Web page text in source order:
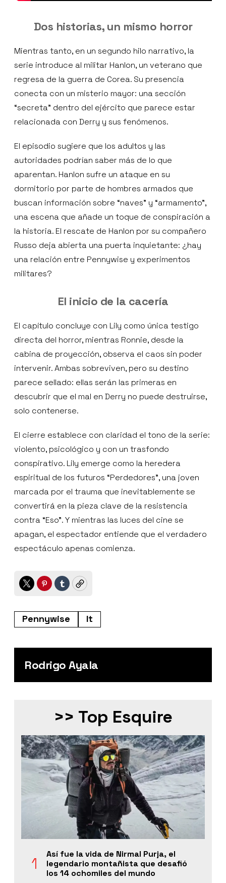
Dos historias, un mismo horror
Mientras tanto, en un segundo hilo narrativo, la
serie introduce al militar Hanlon, un veterano que
regresa de la guerra de Corea. Su presencia
conecta con un misterio mayor: una sección
“secreta” dentro del ejército que parece estar
relacionada con Derry y sus fenómenos.
El episodio sugiere que los adultos y las
autoridades podrían saber más de lo que
aparentan. Hanlon sufre un ataque en su
dormitorio por parte de hombres armados que
buscan información sobre “naves” y “armamento”,
una escena que añade un toque de conspiración a
la historia. El rescate de Hanlon por su compañero
Russo deja abierta una puerta inquietante: ¿hay
una relación entre Pennywise y experimentos
militares?
El inicio de la cacería
El capítulo concluye con Lily como única testigo
directa del horror, mientras Ronnie, desde la
cabina de proyección, observa el caos sin poder
intervenir. Ambas sobreviven, pero su destino
parece sellado: ellas serán las primeras en
descubrir que el mal en Derry no puede destruirse,
solo contenerse.
El cierre establece con claridad el tono de la serie:
violento, psicológico y con un trasfondo
conspirativo. Lily emerge como la heredera
espiritual de los futuros “Perdedores”, una joven
marcada por el trauma que inevitablemente se
convertirá en la pieza clave de la resistencia
contra “Eso”. Y mientras las luces del cine se
apagan, el espectador entiende que el verdadero
espectáculo apenas comienza.
TwitterPinterest
TumblrCopy
Pennywise It
Rodrigo Ayala
>> Top Esquire
Así fue la vida de Nirmal Purja, el
legendario montañista que desafió
los 14 ochomiles del mundo